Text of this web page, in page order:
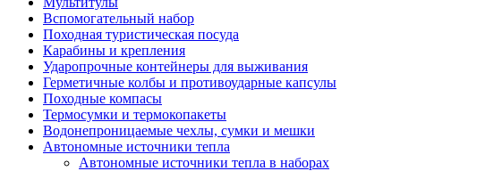
Вспомогательный набор
Походная туристическая посуда
Карабины и крепления
Ударопрочные контейнеры для выживания
Герметичные колбы и противоударные капсулы
Походные компасы
Термосумки и термокопакеты
Водонепроницаемые чехлы, сумки и мешки
Автономные источники тепла
Автономные источники тепла в наборах